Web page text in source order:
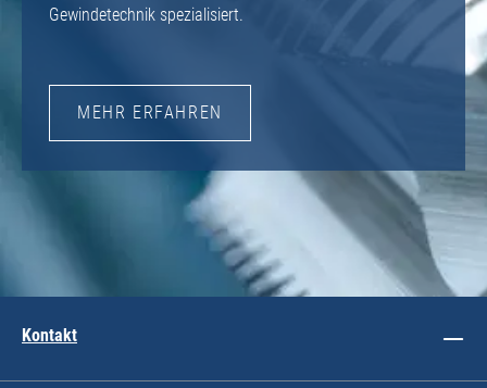
Gewindetechnik spezialisiert.
MEHR ERFAHREN
Kontakt